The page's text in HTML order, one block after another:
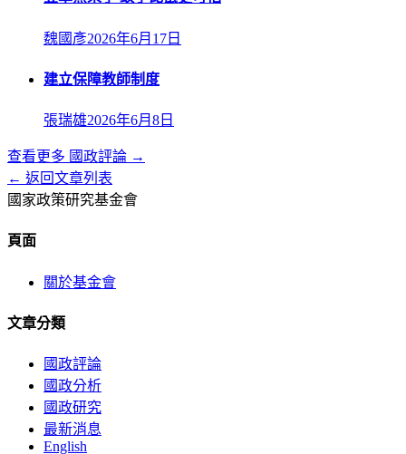
魏國彥2026年6月17日
建立保障教師制度
張瑞雄2026年6月8日
查看更多 國政評論 →
← 返回文章列表
國家政策研究基金會
頁面
關於基金會
文章分類
國政評論
國政分析
國政研究
最新消息
English